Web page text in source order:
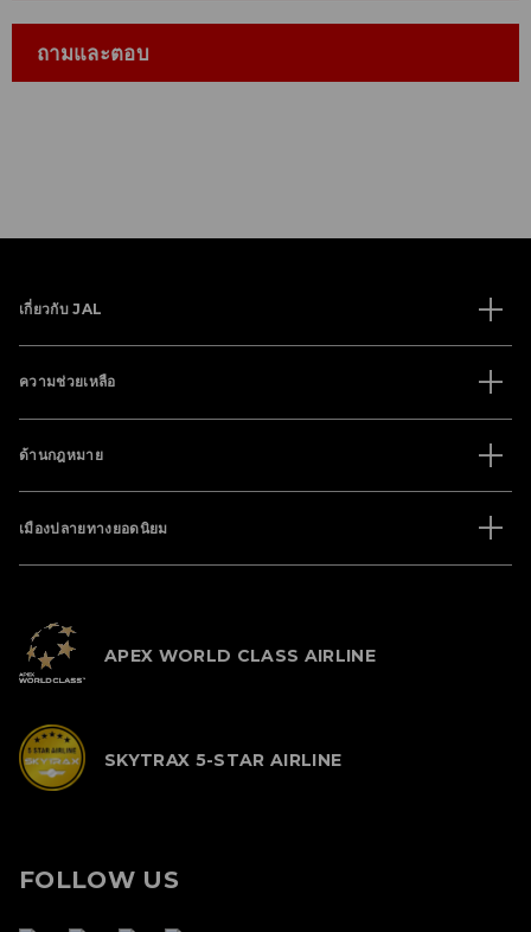
ถามและตอบ
เกี่ยวกับ JAL
ความช่วยเหลือ
ด้านกฎหมาย
เมืองปลายทางยอดนิยม
APEX WORLD CLASS AIRLINE
SKYTRAX 5-STAR AIRLINE
FOLLOW US